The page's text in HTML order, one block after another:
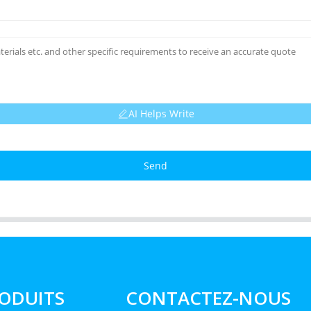
AI Helps Write
Send
CONTACTEZ-NOUS